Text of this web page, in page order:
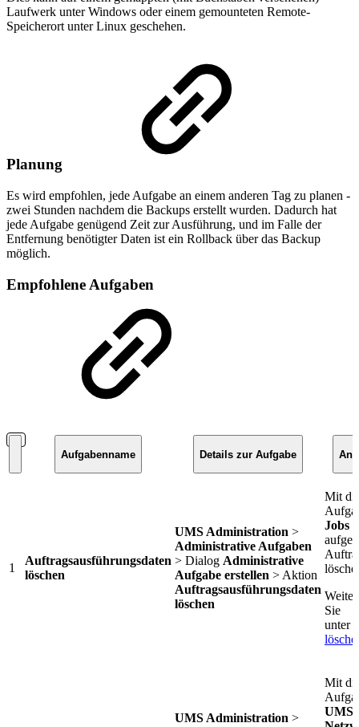
Laufwerk unter Windows oder einem gemounteten Remote-
Speicherort unter Linux geschehen.
Planung
Es wird empfohlen, jede Aufgabe an einem anderen Tag zu planen -
zwei Stunden nachdem die Backups erstellt wurden. Dadurch hat
jede Aufgabe genügend Zeit zur Ausführung, und im Falle der
Entfernung benötigter Daten ist ein Rollback über das Backup
möglich.
Empfohlene Aufgaben
Aufgabenname Details zur Aufgabe
1
Auftragsausführungsdaten
löschen
UMS Administration >
Administrative Aufgaben
> Dialog Administrative
Aufgabe erstellen > Aktion
Auftragsausführungsdaten
löschen
Mit
Jobs
Sie
unter
UMS Administration >
Mit
UMS